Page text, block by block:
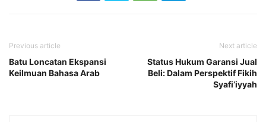
Previous article
Batu Loncatan Ekspansi
Keilmuan Bahasa Arab
Next article
Status Hukum Garansi Jual
Beli: Dalam Perspektif Fikih
Syafi’iyyah